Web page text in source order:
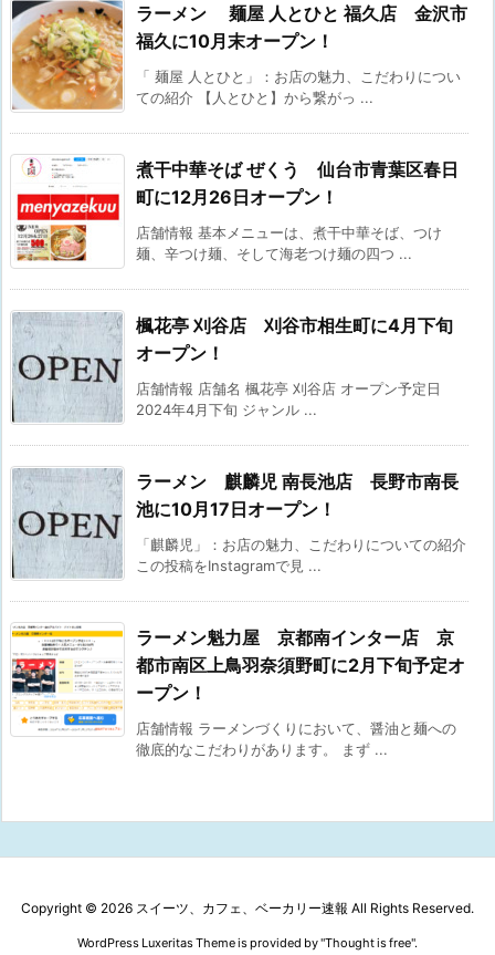
ラーメン 麺屋 人とひと 福久店 金沢市
福久に10月末オープン！
「 麺屋 人とひと」：お店の魅力、こだわりについ
ての紹介 【人とひと】から繋がっ ...
煮干中華そば ぜくう 仙台市青葉区春日
町に12月26日オープン！
店舗情報 基本メニューは、煮干中華そば、つけ
麺、辛つけ麺、そして海老つけ麺の四つ ...
楓花亭 刈谷店 刈谷市相生町に4月下旬
オープン！
店舗情報 店舗名 楓花亭 刈谷店 オープン予定日
2024年4月下旬 ジャンル ...
ラーメン 麒麟児 南長池店 長野市南長
池に10月17日オープン！
「麒麟児」：お店の魅力、こだわりについての紹介
この投稿をInstagramで見 ...
ラーメン魁力屋 京都南インター店 京
都市南区上鳥羽奈須野町に2月下旬予定オ
ープン！
店舗情報 ラーメンづくりにおいて、醤油と麺への
徹底的なこだわりがあります。 まず ...
Copyright © 2026 スイーツ、カフェ、ベーカリー速報 All Rights Reserved.
WordPress Luxeritas Theme is provided by "Thought is free".